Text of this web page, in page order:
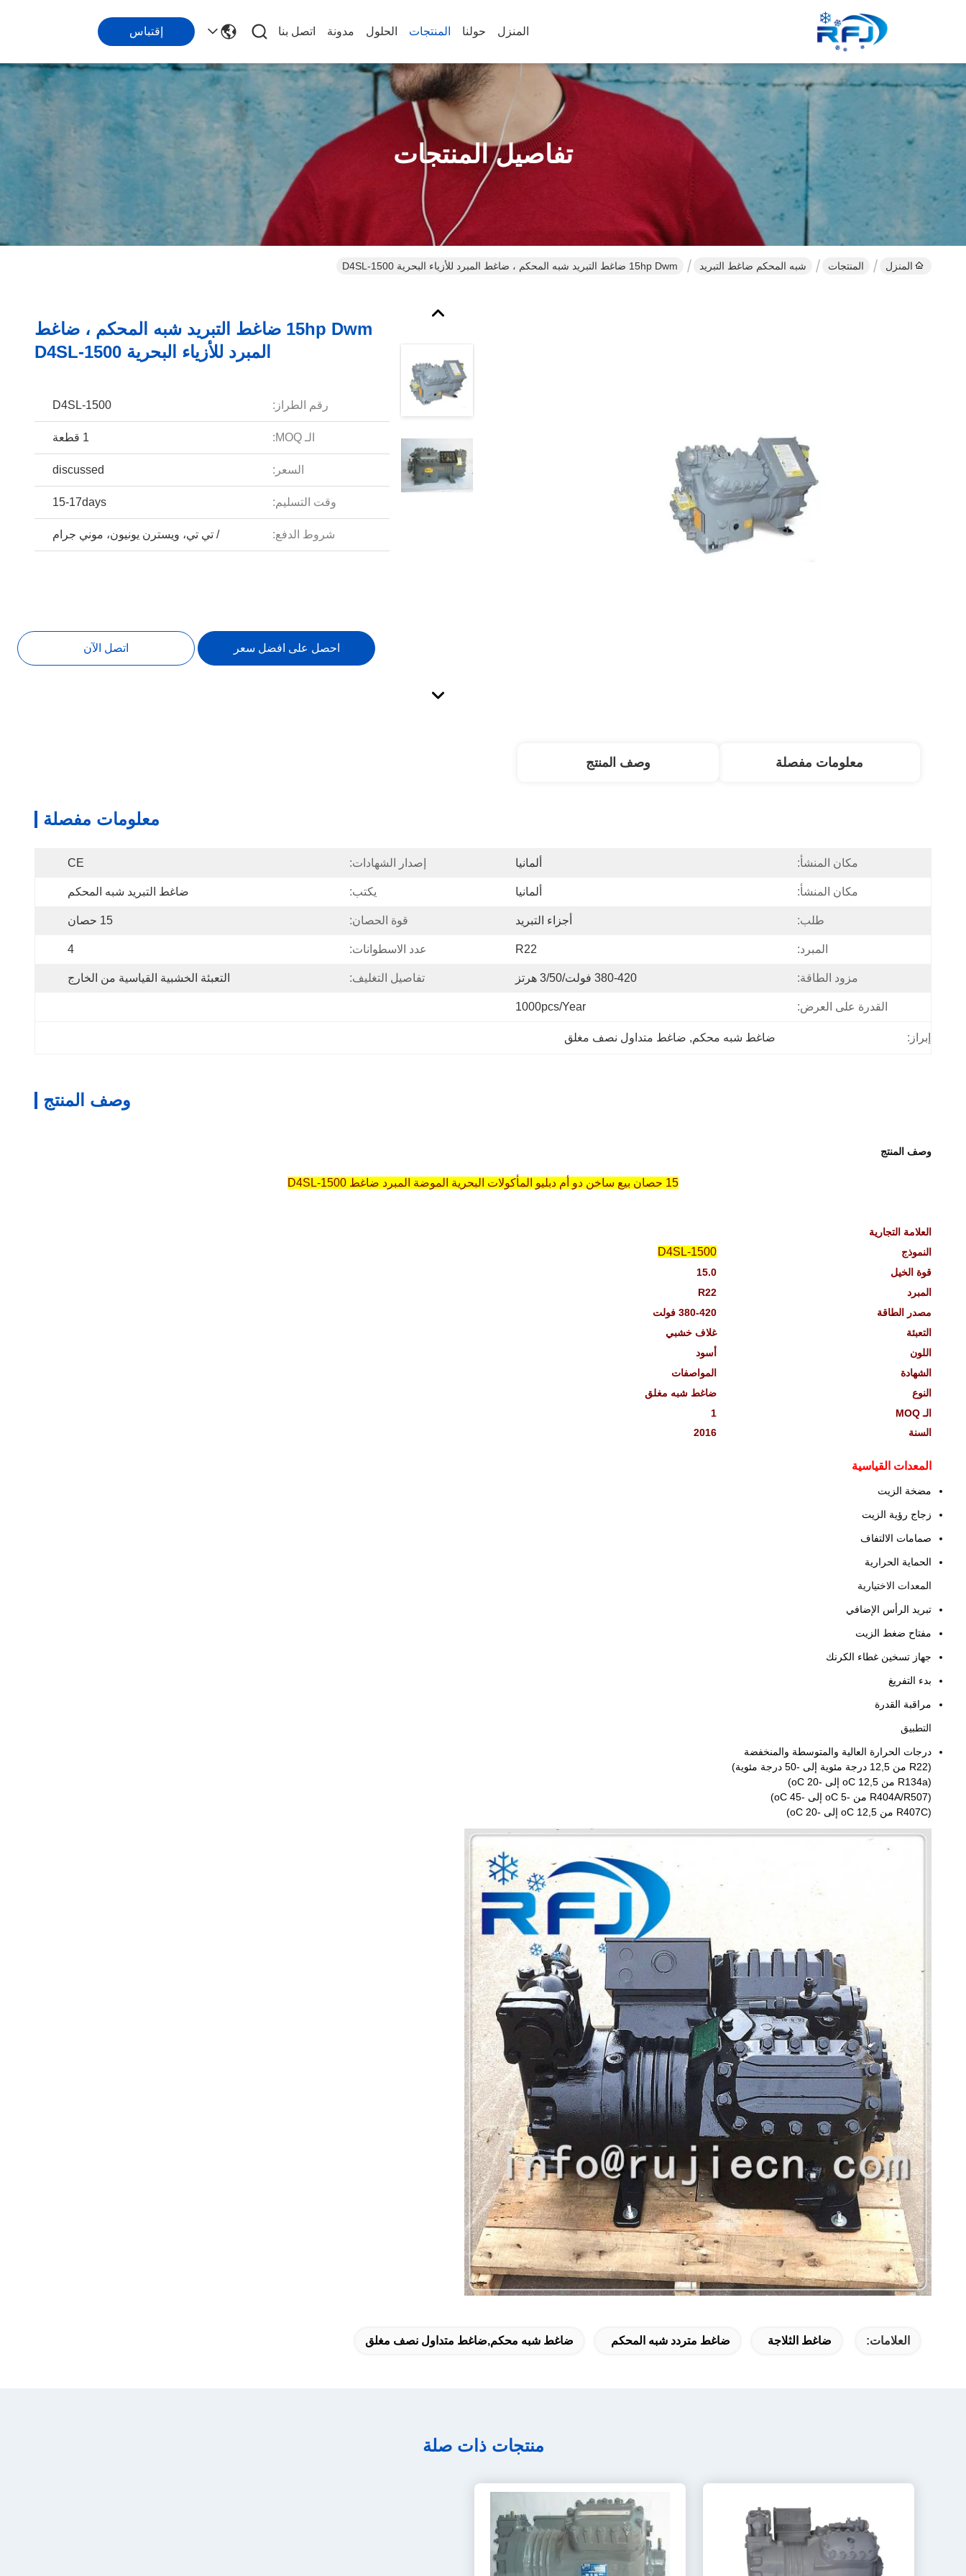
المنزل حولنا المنتجات الحلول مدونة اتصل بنا إقتباس
تفاصيل المنتجات
المنزل المنتجات شبه المحكم ضاغط التبريد 15hp Dwm ضاغط التبريد شبه المحكم ، ضاغط المبرد للأزياء البحرية D4SL-1500
15hp Dwm ضاغط التبريد شبه المحكم ، ضاغط
المبرد للأزياء البحرية D4SL-1500
رقم الطراز: D4SL-1500
الـ MOQ: 1 قطعة
السعر: discussed
وقت التسليم: 15-17days
شروط الدفع: / تي تي، ويسترن يونيون، موني جرام
احصل على افضل سعر اتصل الآن
معلومات مفصلة وصف المنتج
معلومات مفصلة
مكان المنشأ: ألمانيا إصدار الشهادات: CE
مكان المنشأ: ألمانيا يكتب: ضاغط التبريد شبه المحكم
طلب: أجزاء التبريد قوة الحصان: 15 حصان
المبرد: R22 عدد الاسطوانات: 4
مزود الطاقة: 380-420 فولت/3/50 هرتز تفاصيل التغليف: التعبئة الخشبية القياسية من الخارج
القدرة على العرض: 1000pcs/year
إبراز: ضاغط شبه محكم, ضاغط متداول نصف مغلق
وصف المنتج
وصف المنتج
15 حصان بيع ساخن دو أم دبليو المأكولات البحرية الموضة المبرد ضاغط D4SL-1500
العلامة التجارية
النموذج
D4SL-1500
قوة الخيل
15.0
المبرد
R22
مصدر الطاقة
380-420 فولت
التعبئة
غلاف خشبي
اللون
أسود
الشهادة
المواصفات
النوع
ضاغط شبه مغلق
الـ MOQ
1
السنة
2016
المعدات القياسية
مضخة الزيت
زجاج رؤية الزيت
صمامات الالتفاف
الحماية الحرارية
المعدات الاختيارية
تبريد الرأس الإضافي
مفتاح ضغط الزيت
جهاز تسخين غطاء الكرنك
بدء التفريغ
مراقبة القدرة
التطبيق
درجات الحرارة العالية والمتوسطة والمنخفضة
(R22 من 12,5 درجة مئوية إلى -50 درجة مئوية)
(R134a من 12,5 oC إلى -20 oC)
(R404A/R507 من -5 oC إلى -45 oC)
(R407C من 12,5 oC إلى -20 oC)
العلامات: ضاغط الثلاجة ضاغط متردد شبه المحكم ضاغط شبه محكم,ضاغط متداول نصف مغلق
منتجات ذات صلة